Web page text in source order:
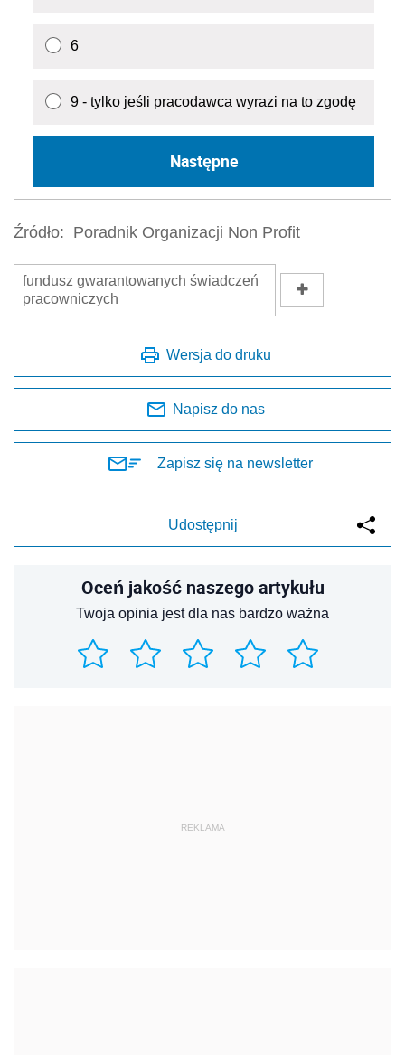
6
9 - tylko jeśli pracodawca wyrazi na to zgodę
Następne
Źródło: Poradnik Organizacji Non Profit
fundusz gwarantowanych świadczeń
pracowniczych
Wersja do druku
Napisz do nas
Zapisz się na newsletter
Udostępnij
Oceń jakość naszego artykułu
Twoja opinia jest dla nas bardzo ważna
REKLAMA